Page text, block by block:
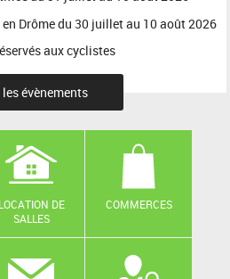
Drôme du 30 juillet au 10 août 2026
aux cyclistes
évènements
LOCATION DE
SALLES
COMMERCES